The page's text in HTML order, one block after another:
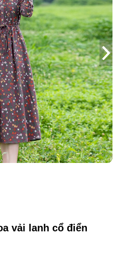
vải lanh cổ điển